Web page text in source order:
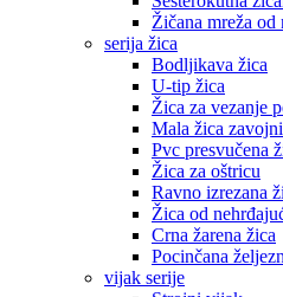
Žičana mreža od
serija žica
Bodljikava žica
U-tip žica
Žica za vezanje
Mala žica
Pvc presvučena
Žica za oštricu
Ravno izrezana
Žica od
Crna žarena žica
Pocinčana
vijak serije